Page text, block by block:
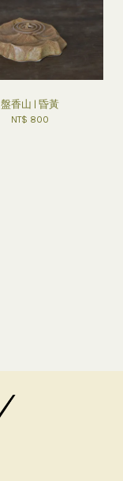
盤香山 | 昏黃
NT$ 800